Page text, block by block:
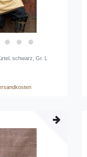
schwarz, Gr. L